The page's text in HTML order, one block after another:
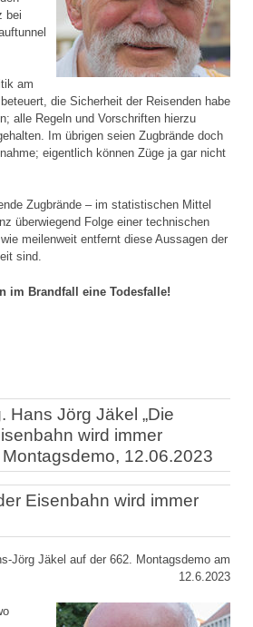
bei
am
die Sicherheit der Reisenden habe
alle Regeln und Vorschriften hierzu
Im übrigen seien Zugbrände doch
eigentlich können Züge ja gar nicht
Zugbrände – im statistischen Mittel
überwiegend Folge einer technischen
meilenweit entfernt diese Aussagen der
sind.
im Brandfall eine Todesfalle!
Hans Jörg Jäkel „Die
wird immer
12.06.2023
Eisenbahn wird immer
Jörg Jäkel auf der 662. Montagsdemo am
12.6.2023